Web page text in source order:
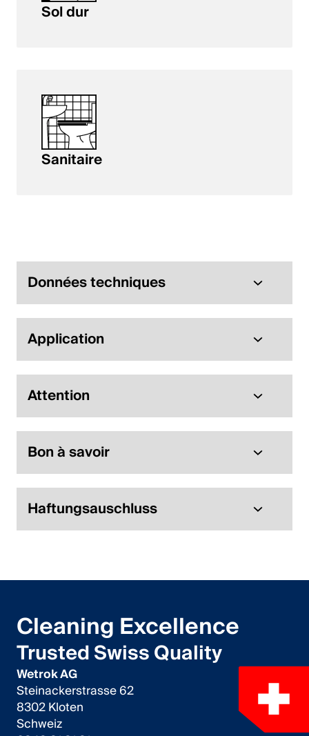
Sol dur
Sanitaire
Données techniques
Application
Attention
Bon à savoir
Haftungsauschluss
Cleaning Excellence
Trusted Swiss Quality
Wetrok AG
Steinackerstrasse 62
8302 Kloten
Schweiz